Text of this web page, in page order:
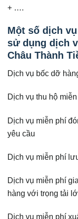
+ ….
Một số dịch
sử dụng dịch
Châu Thành
Dịch vụ bốc dỡ
Dịch vụ thu hộ
Dịch vụ miễn phí
yêu cầu
Dịch vụ miễn phí
Dịch vụ miễn phí
hàng với trọng tải
Dịch vụ miễn phí